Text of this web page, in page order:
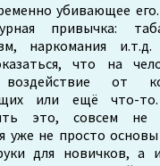
убивающее
привычка:
наркомания
что на
воздействие от
или ещё что-
это, совсем не
уже не просто
для новичков, а